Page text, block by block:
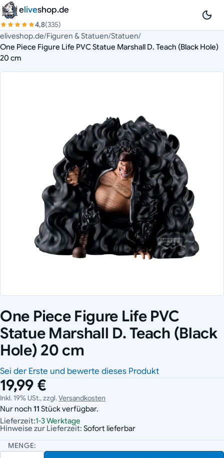
Zum Inhalt springen
eliveshop.de
4,8(335)
eliveshop.de/Figuren & Statuen/Statuen/
One Piece Figure Life PVC Statue Marshall D. Teach (Black Hole)
20 cm
One Piece Figure Life PVC
Statue Marshall D. Teach (Black
Hole) 20 cm
Sei der Erste und bewerte dieses Produkt
19,99 €
Inkl. 19% USt., zzgl.Versandkosten
Nur noch 11 Stück verfügbar.
Lieferzeit:1-3 Werktage
Hinweise zur Lieferzeit: Sofort lieferbar
MENGE: